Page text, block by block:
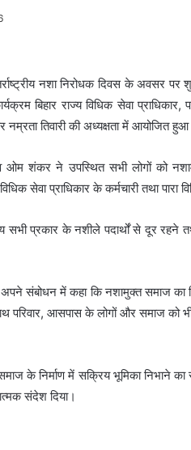
नशा निरोधक दिवस के अवसर पर
बिहार राज्य विधिक सेवा
नम्रता तिवारी की अध्यक्षता में आयोजित
ओम शंकर ने उपस्थित सभी लोगों को
सेवा प्राधिकार के कर्मचारी तथा
सभी प्रकार के नशीले पदार्थों से दूर रहने
अपने संबोधन में कहा कि नशामुक्त समाज का
आसपास के लोगों और समाज को
के निर्माण में सक्रिय भूमिका निभाने का
संदेश दिया।